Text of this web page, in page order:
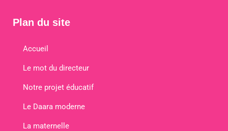
Plan du site
Accueil
Le mot du directeur
Notre projet éducatif
Le Daara moderne
La maternelle